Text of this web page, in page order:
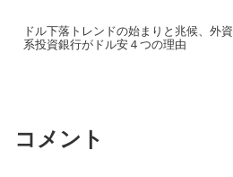
ドル下落トレンドの始まりと兆候、外資
系投資銀行がドル安４つの理由
コメント